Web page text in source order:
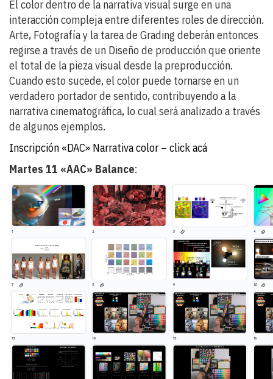
El color dentro de la narrativa visual surge en una
interacción compleja entre diferentes roles de dirección.
Arte, Fotografía y la tarea de Grading deberán entonces
regirse a través de un Diseño de producción que oriente
el total de la pieza visual desde la preproducción.
Cuando esto sucede, el color puede tornarse en un
verdadero portador de sentido, contribuyendo a la
narrativa cinematográfica, lo cual será analizado a través
de algunos ejemplos.
Inscripción «DAC» Narrativa color – click acá
Martes 11 «AAC» Balance: